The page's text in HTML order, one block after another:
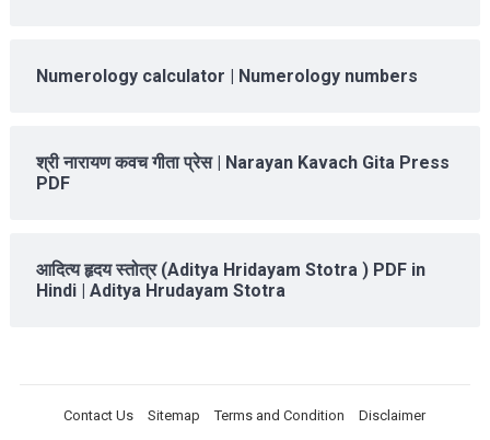
Numerology calculator | Numerology numbers
श्री नारायण कवच गीता प्रेस | Narayan Kavach Gita Press
PDF
आदित्य हृदय स्तोत्र (Aditya Hridayam Stotra ) PDF in
Hindi | Aditya Hrudayam Stotra
Contact Us Sitemap Terms and Condition Disclaimer